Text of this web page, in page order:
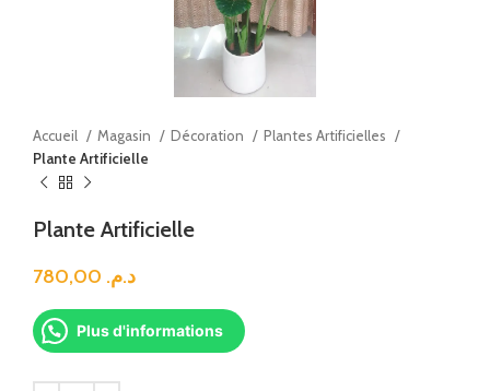
Accueil Magasin Décoration
Plantes Artificielles
Plante Artificielle
Plante Artificielle
د.م.
Plus d'informations